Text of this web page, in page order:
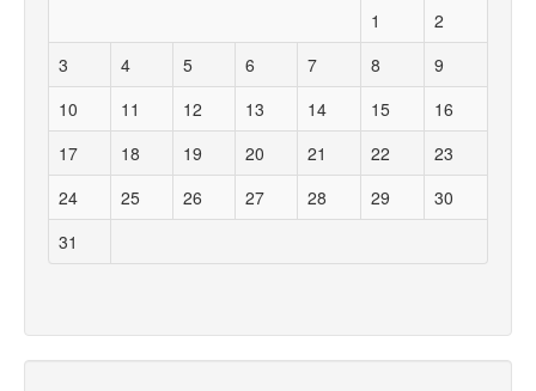
1
2
3
4 5 6 7 8
9
10
11 12 13 14 15
16
17
18 19 20 21 22
23
24
25 26 27 28 29
30
31